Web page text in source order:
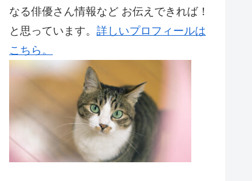
なる俳優さん情報など お伝えできれば！
と思っています。 詳しいプロフィールは
こちら。